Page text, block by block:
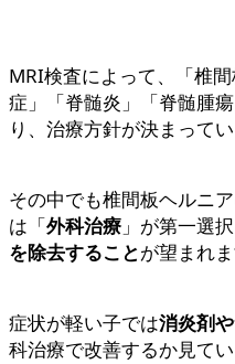
MRI検査によって、「椎
症」「脊髄炎」「脊髄腫
り、治療方針が決まってい
その中でも椎間板ヘルニ
は「外科治療 」が第一選択
を除去することが望まれま
症状が軽い子では消炎剤
科治療で改善するか見て